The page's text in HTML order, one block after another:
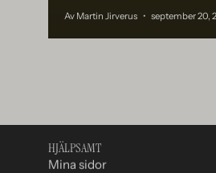
Av Martin Jirverus september 20,
HJÄLPSAMT
Mina sidor